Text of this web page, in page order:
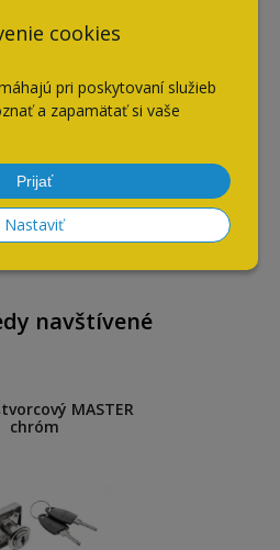
cookies
pri poskytovaní služieb
a zapamätať si vaše
Prijať
Nastaviť
kľuč MASTER
navštívené
MASTER
chróm